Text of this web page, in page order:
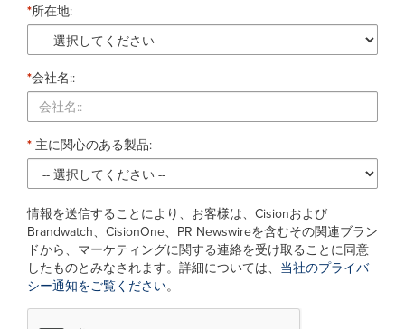
*所在地:
*会社名::
* 主に関心のある製品:
情報を送信することにより、お客様は、Cisionおよび
Brandwatch、CisionOne、PR Newswireを含むその関連ブラン
ドから、マーケティングに関する連絡を受け取ることに同意
したものとみなされます。詳細については、 当社のプライバ
シー通知をご覧ください。